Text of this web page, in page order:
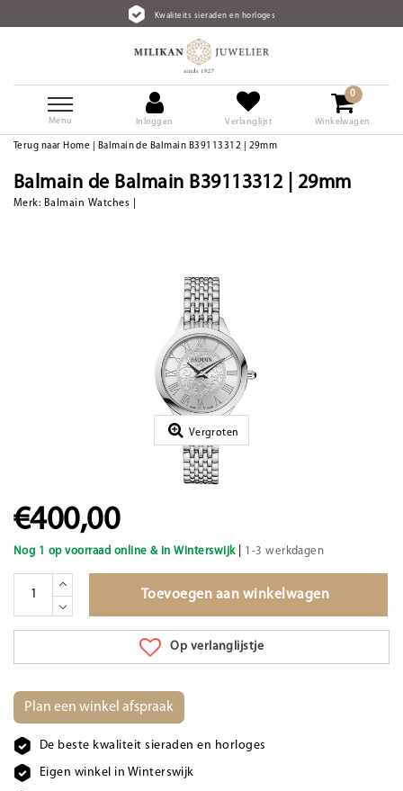
Kwaliteits sieraden en horloges
Menu Inloggen Verlanglijst
0
Winkelwagen
Terug naar Home Balmain de Balmain B39113312 | 29mm
Balmain de Balmain B39113312 | 29mm
Merk: Balmain Watches
Vergroten
€400,00
Nog 1 op voorraad online & in Winterswijk| 1-3 werkdagen
Toevoegen aan winkelwagen
Op verlanglijstje
Plan een winkel afspraak
De beste kwaliteit sieraden en horloges
Eigen winkel in Winterswijk